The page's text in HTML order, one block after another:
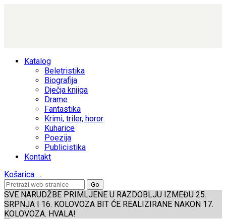
Katalog
Beletristika
Biografija
Dječja knjiga
Drame
Fantastika
Krimi, triler, horor
Kuharice
Poezija
Publicistika
Kontakt
Košarica …
SVE NARUDŽBE PRIMLJENE U RAZDOBLJU IZMEĐU 25.
SRPNJA I 16. KOLOVOZA BIT ĆE REALIZIRANE NAKON 17.
KOLOVOZA. HVALA!